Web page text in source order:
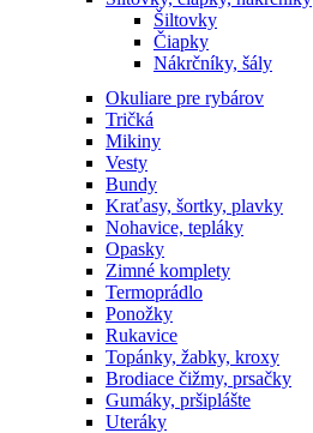
Šiltovky
Čiapky
Nákrčníky, šály
Okuliare pre rybárov
Tričká
Mikiny
Vesty
Bundy
Kraťasy, šortky, plavky
Nohavice, tepláky
Opasky
Zimné komplety
Termoprádlo
Ponožky
Rukavice
Topánky, žabky, kroxy
Brodiace čižmy, prsačky
Gumáky, pršiplášte
Uteráky